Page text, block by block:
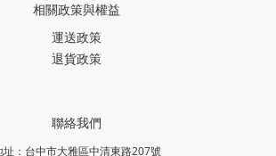
相關政策與權益
運送政策
退貨政策
聯絡我們
址：台中市大雅區中清東路207號